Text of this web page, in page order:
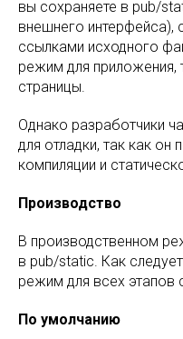
вы сохраняете в pub/
внешнего интерфейса),
ссылками исходного
режим для приложения,
страницы.
Однако разработчики
для отладки, так как
компиляции и
Производство
В производственном
в pub/static. Как
режим для всех этапов
По умолчанию